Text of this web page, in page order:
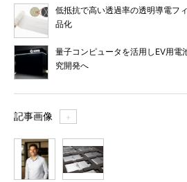
低抵抗で高い透過率の透明導電フ
品化
量子コンピュータを活用しEV用電
究開発へ
記事画像 ＋